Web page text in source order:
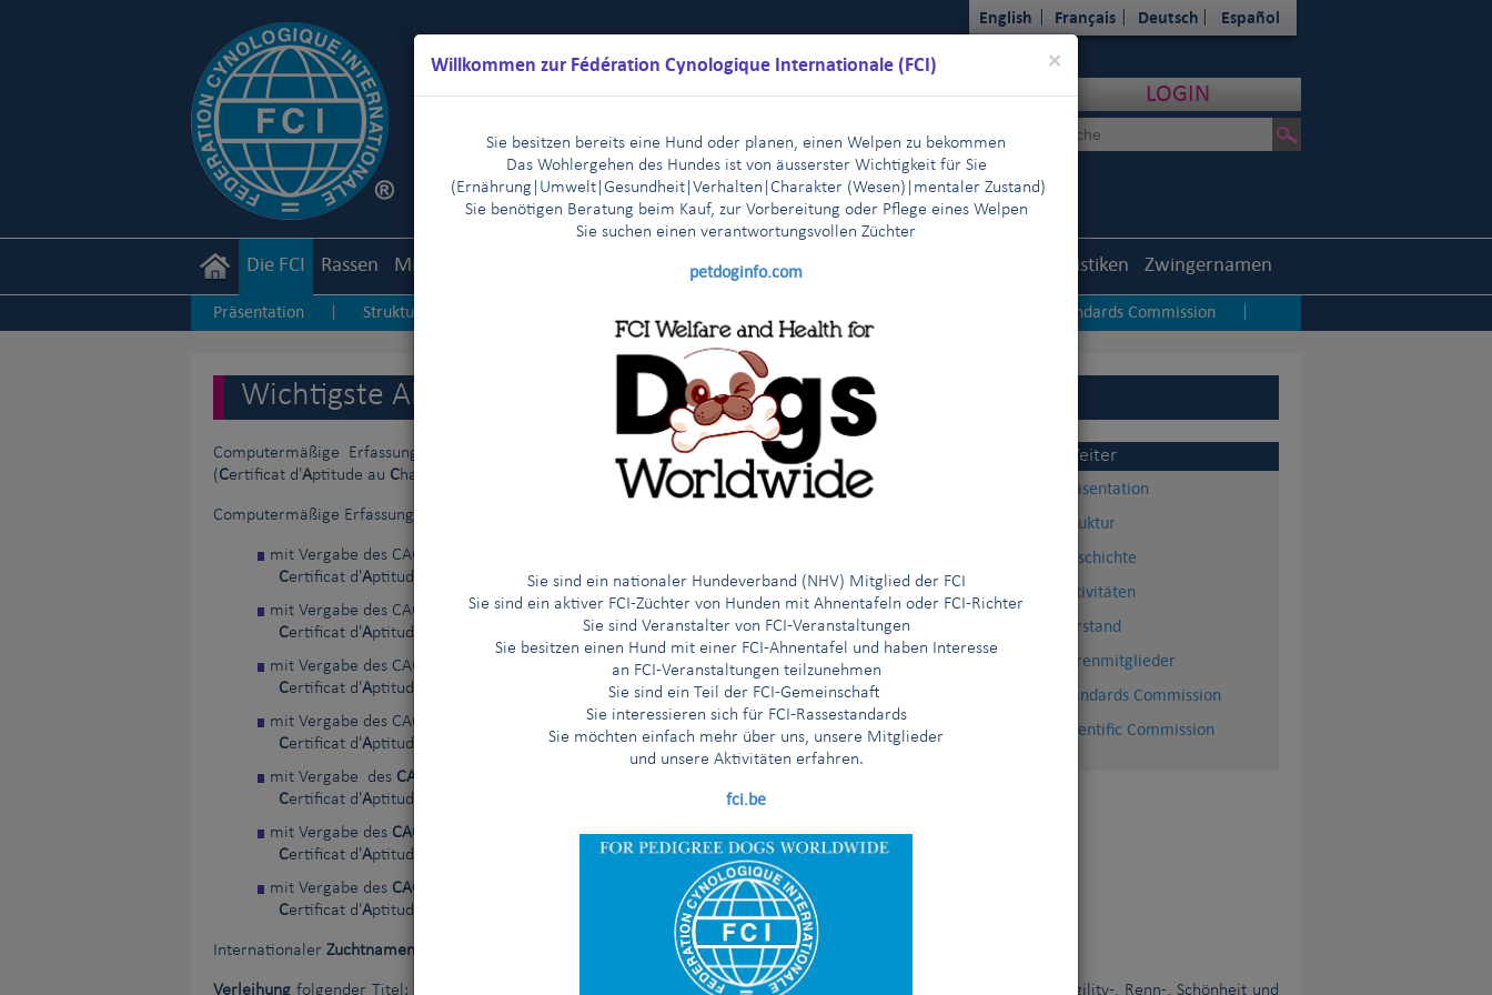
×
Willkommen zur Fédération Cynologique Internationale (FCI)
Sie besitzen bereits eine Hund oder planen, einen Welpen zu bekommen
Das Wohlergehen des Hundes ist von äusserster Wichtigkeit für Sie
(Ernährung|Umwelt|Gesundheit|Verhalten|Charakter (Wesen) |mentaler Zustand)
Sie benötigen Beratung beim Kauf, zur Vorbereitung oder Pflege eines Welpen
Sie suchen einen verantwortungsvollen Züchter
petdoginfo.com
Sie sind ein nationaler Hundeverband (NHV) Mitglied der FCI
Sie sind ein aktiver FCI-Züchter von Hunden mit Ahnentafeln oder FCI-Richter
Sie sind Veranstalter von FCI-Veranstaltungen
Sie besitzen einen Hund mit einer FCI-Ahnentafel und haben Interesse
an FCI-Veranstaltungen teilzunehmen
Sie sind ein Teil der FCI-Gemeinschaft
Sie interessieren sich für FCI-Rassestandards
Sie möchten einfach mehr über uns, unsere Mitglieder
und unsere Aktivitäten erfahren.
fci.be
English Français Deutsch Español
LOGIN
Die FCI Rassen Mitglieder Ergebnisse Statistiken Zwingernamen
Präsentation Struktur Standards Commission
Wichtigste Aktivitäten des FCI-Sekretariats
Weiter
Präsentation
Struktur
Geschichte
Aktivitäten
Vorstand
Ehrenmitglieder
Standards Commission
Scientific Commission
Computermäßige Erfassung der Ergebnisse von internationalen Hundeausstellungen, an denen das
(Certificat d'Aptitude au Championnat Beauté) ausgeschrieben ist.
Computermäßige Erfassung der Ergebnisse verschiedener internationalen Wettbewerbe:
mit Vergabe des CACIT
Certificat d'Aptitude au hampionnat International deTravail
mit Vergabe des CACIL
Certificat d'Aptitude au nternational des Courses de L évriers
mit Vergabe des CACIOB
Certificat d'Aptitude au nternational d'Obedience
mit Vergabe des CACIAG
Certificat d'Aptitude au hampionnatInternational d'Agility
mit Vergabe des CACITR
Certificat d'Aptitude au
oupeau
mit Vergabe des CACID (fs)
Certificat d'Aptitude au nternational de DogDancing(Freestyle)
mit Vergabe des CACID (htm)
Certificat d'Aptitude au nternational de DogDancing (Heelwork to music)
Internationaler Zuchtnamenschutz
Verleihung folgender Titel: Internationaler Schönheits-, Ausstellungs-, Arbeits-, Schönheit und Arbeits-, Obedience-, Agility-, Renn-, Schönheit und